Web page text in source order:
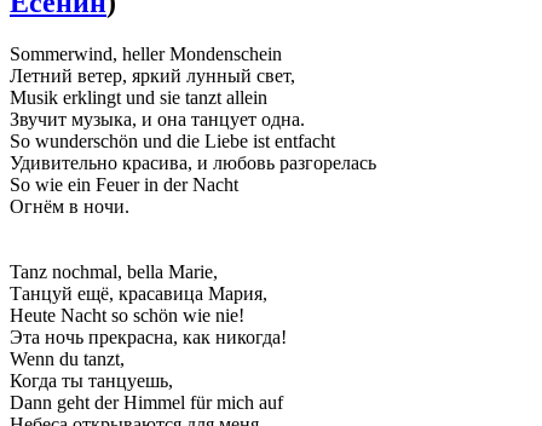
Sommerwind, heller Mondenschein
Летний ветер, яркий лунный свет,
Musik erklingt und sie tanzt allein
Звучит музыка, и она танцует одна.
So wunderschön und die Liebe ist entfacht
Удивительно красива, и любовь разгорелась
So wie ein Feuer in der Nacht
Огнём в ночи.
Tanz nochmal, bella Marie,
Танцуй ещё, красавица Мария,
Heute Nacht so schön wie nie!
Эта ночь прекрасна, как никогда!
Wenn du tanzt,
Когда ты танцуешь,
Dann geht der Himmel für mich auf